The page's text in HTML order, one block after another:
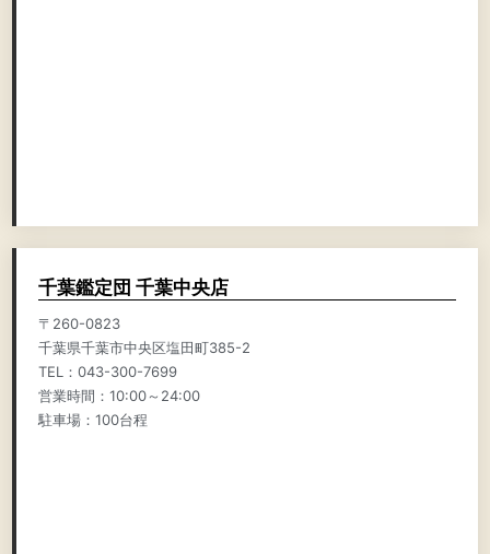
千葉鑑定団 千葉中央店
〒260-0823
千葉県千葉市中央区塩田町385-2
TEL：043-300-7699
営業時間：10:00～24:00
駐車場：100台程